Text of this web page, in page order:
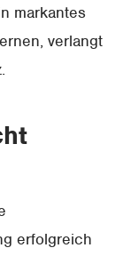
markantes
verlangt
erfolgreich